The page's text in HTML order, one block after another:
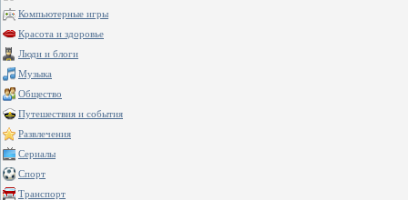
Компьютерные игры
Красота и здоровье
Люди и блоги
Музыка
Общество
Путешествия и события
Развлечения
Сериалы
Спорт
Транспорт